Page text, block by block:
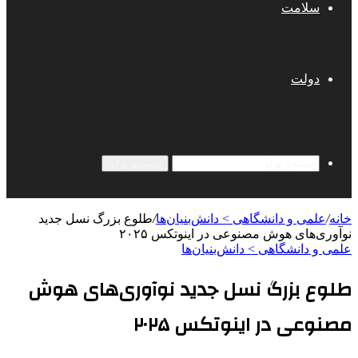
سلامت
دولت
خانه/علمی‌ و دانشگاهی > دانش‌بنیان‌ها/طلوع بزرگ نسل جدید
نوآوری‌های هوش مصنوعی در اینوتکس ۲۰۲۵
علمی‌ و دانشگاهی > دانش‌بنیان‌ها
طلوع بزرگ نسل جدید نوآوری‌های هوش
مصنوعی در اینوتکس ۲۰۲۵